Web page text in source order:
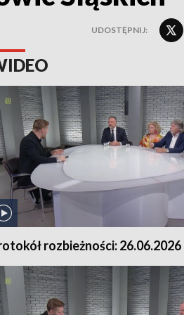
UDOSTĘPNIJ:
rozbieżności: 26.06.2026